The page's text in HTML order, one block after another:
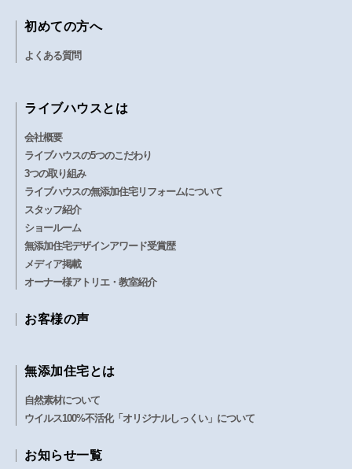
初めての方へ
よくある質問
ライブハウスとは
会社概要
ライブハウスの5つのこだわり
3つの取り組み
ライブハウスの無添加住宅リフォームについて
スタッフ紹介
ショールーム
無添加住宅デザインアワード受賞歴
メディア掲載
オーナー様アトリエ・教室紹介
お客様の声
無添加住宅とは
自然素材について
ウイルス100%不活化「オリジナルしっくい」について
お知らせ一覧